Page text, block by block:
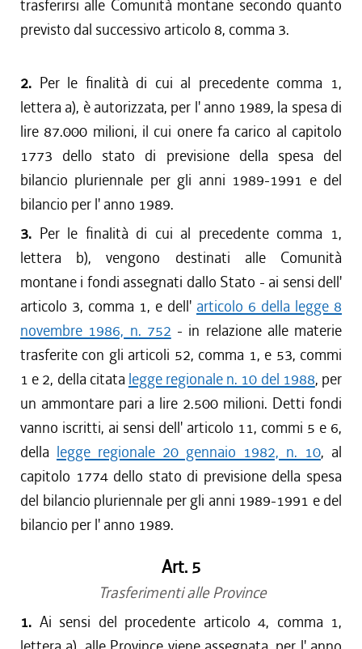
trasferirsi alle Comunità montane secondo quanto
previsto dal successivo articolo 8, comma 3.
2. Per le finalità di cui al precedente comma 1,
lettera a), è autorizzata, per l' anno 1989, la spesa di
lire 87.000 milioni, il cui onere fa carico al capitolo
1773 dello stato di previsione della spesa del
bilancio pluriennale per gli anni 1989-1991 e del
bilancio per l' anno 1989.
3. Per le finalità di cui al precedente comma 1,
lettera b), vengono destinati alle Comunità
montane i fondi assegnati dallo Stato - ai sensi dell'
articolo 3, comma 1, e dell' articolo 6 della legge 8
novembre 1986, n. 752 - in relazione alle materie
trasferite con gli articoli 52, comma 1, e 53, commi
1 e 2, della citata legge regionale n. 10 del 1988, per
un ammontare pari a lire 2.500 milioni. Detti fondi
vanno iscritti, ai sensi dell' articolo 11, commi 5 e 6,
della legge regionale 20 gennaio 1982, n. 10, al
capitolo 1774 dello stato di previsione della spesa
del bilancio pluriennale per gli anni 1989-1991 e del
bilancio per l' anno 1989.
Art. 5
Trasferimenti alle Province
1. Ai sensi del procedente articolo 4, comma 1,